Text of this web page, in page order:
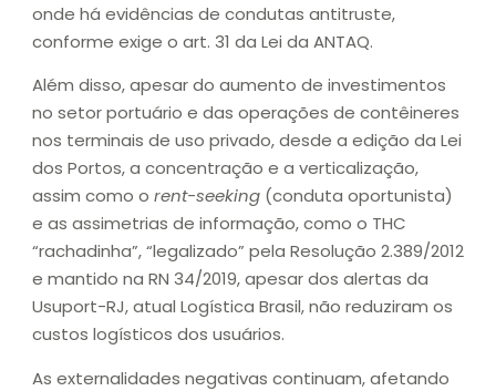
onde há evidências de condutas antitruste,
conforme exige o art. 31 da Lei da ANTAQ.
Além disso, apesar do aumento de investimentos
no setor portuário e das operações de contêineres
nos terminais de uso privado, desde a edição da Lei
dos Portos, a concentração e a verticalização,
assim como o rent-seeking (conduta oportunista)
e as assimetrias de informação, como o THC
“rachadinha”, “legalizado” pela Resolução 2.389/2012
e mantido na RN 34/2019, apesar dos alertas da
Usuport-RJ, atual Logística Brasil, não reduziram os
custos logísticos dos usuários.
As externalidades negativas continuam, afetando